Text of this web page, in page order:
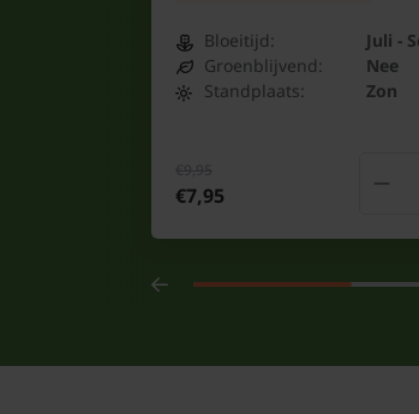
Bloeitijd:
Juli -
Groenblijvend:
Nee
Standplaats:
Zon
€7,95